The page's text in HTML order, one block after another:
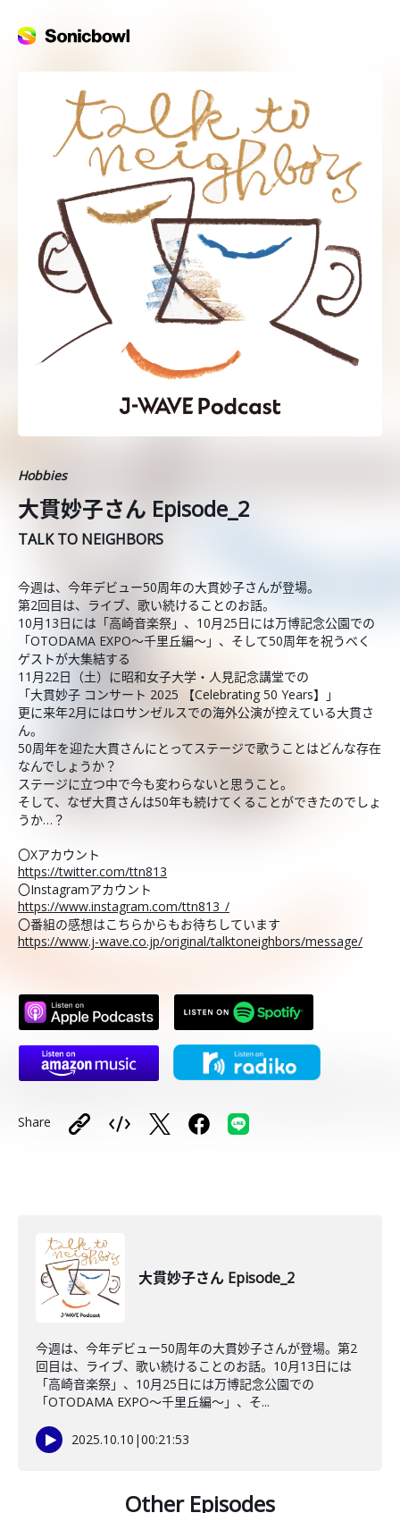
Hobbies
大貫妙子さん Episode_2
TALK TO NEIGHBORS
今週は、今年デビュー50周年の大貫妙子さんが登場。
第2回目は、ライブ、歌い続けることのお話。
10月13日には「高崎音楽祭」、10月25日には万博記念公園での
「OTODAMA EXPO〜千里丘編〜」、そして50周年を祝うべく
ゲストが大集結する
11月22日（土）に昭和女子大学・人見記念講堂での
「大貫妙子 コンサート 2025 【Celebrating 50 Years】」
更に来年2月にはロサンゼルスでの海外公演が控えている大貫さ
ん。
50周年を迎た大貫さんにとってステージで歌うことはどんな存在
なんでしょうか？
ステージに立つ中で今も変わらないと思うこと。
そして、なぜ大貫さんは50年も続けてくることができたのでしょ
うか…？
〇Xアカウント
https://twitter.com/ttn813
〇Instagramアカウント
https://www.instagram.com/ttn813_/
〇番組の感想はこちらからもお待ちしています
https://www.j-wave.co.jp/original/talktoneighbors/message/
Share
大貫妙子さん Episode_2
今週は、今年デビュー50周年の大貫妙子さんが登場。第2
回目は、ライブ、歌い続けることのお話。10月13日には
「高崎音楽祭」、10月25日には万博記念公園での
「OTODAMA EXPO〜千里丘編〜」、そ...
2025.10.10 |00:21:53
Other Episodes